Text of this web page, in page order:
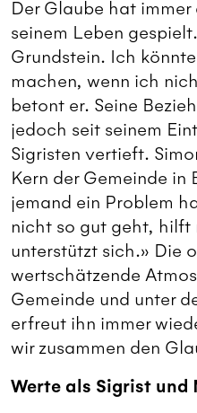
Der Glaube hat
seinem Leben
Grundstein. Ich
machen, wenn ich
betont er. Seine
jedoch seit seinem
Sigristen vertieft.
Kern der Gemeinde in
jemand ein Problem
nicht so gut geht, hilft
unterstützt sich.» Die
wertschätzende
Gemeinde und unter
erfreut ihn immer
wir zusammen den
Werte als Sigrist und